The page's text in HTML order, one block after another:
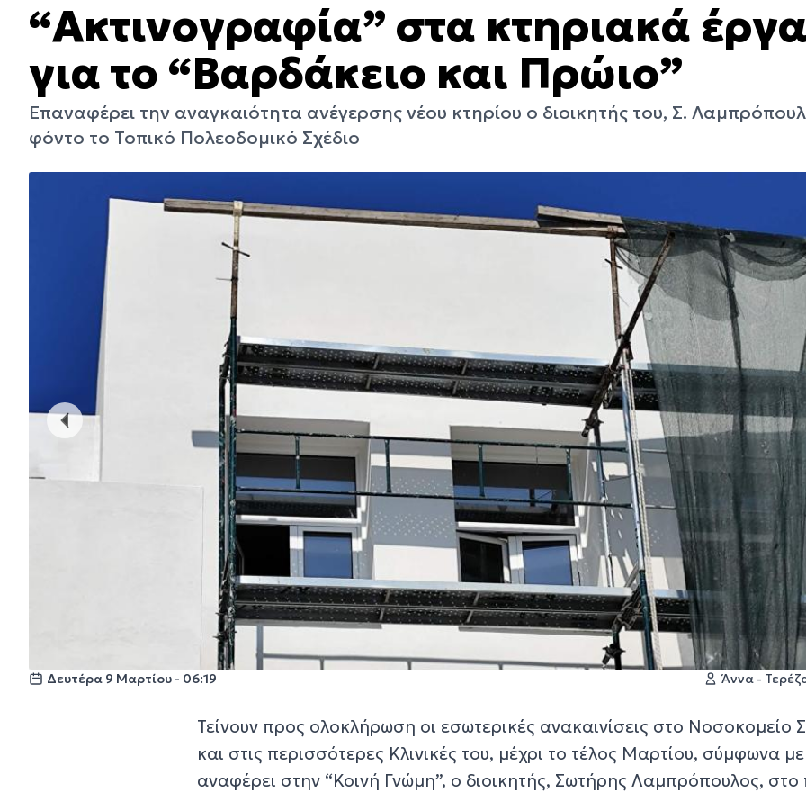
“Ακτινογραφία” στα κτηριακά έργα
για το “Βαρδάκειο και Πρώιο”
Επαναφέρει την αναγκαιότητα ανέγερσης νέου κτηρίου ο διοικητής του, Σ.
φόντο το Τοπικό Πολεοδομικό Σχέδιο
Δευτέρα 9 Μαρτίου - 06:19 Άννα -
Τείνουν προς ολοκλήρωση οι εσωτερικές ανακαινίσεις στο Νοσοκομείο
και στις περισσότερες Κλινικές του, μέχρι το τέλος Μαρτίου, σύμφωνα
αναφέρει στην “Κοινή Γνώμη”, ο διοικητής, Σωτήρης Λαμπρόπουλος, στο